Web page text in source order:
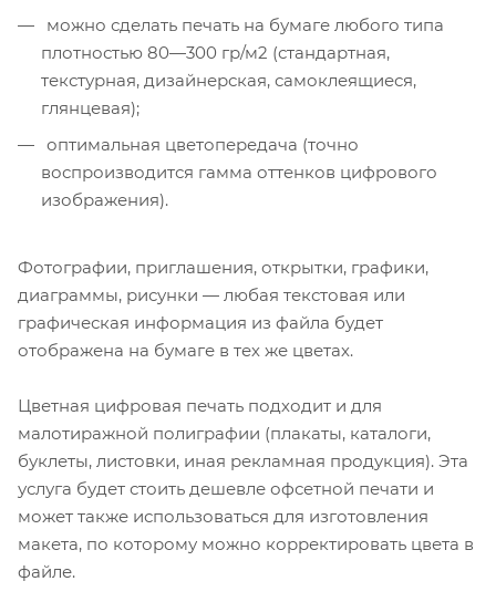
можно сделать печать на бумаге любого типа
плотностью 80—300 гр/м2 (стандартная,
текстурная, дизайнерская, самоклеящиеся,
глянцевая);
оптимальная цветопередача (точно
воспроизводится гамма оттенков цифрового
изображения).
Фотографии, приглашения, открытки, графики,
диаграммы, рисунки — любая текстовая или
графическая информация из файла будет
отображена на бумаге в тех же цветах.
Цветная цифровая печать подходит и для
малотиражной полиграфии (плакаты, каталоги,
буклеты, листовки, иная рекламная продукция). Эта
услуга будет стоить дешевле офсетной печати и
может также использоваться для изготовления
макета, по которому можно корректировать цвета в
файле.